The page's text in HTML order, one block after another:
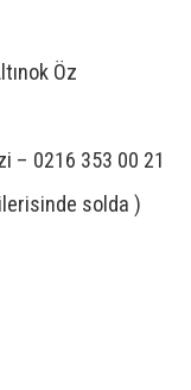
Öz
– 0216 353 00 21
solda )